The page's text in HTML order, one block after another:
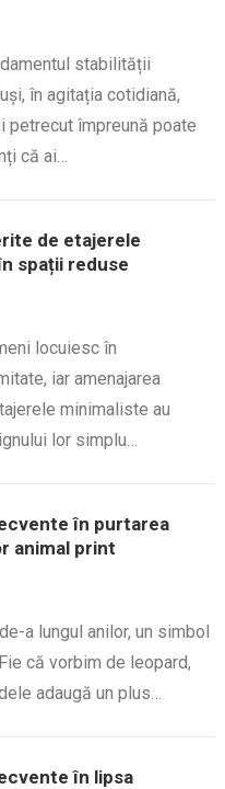
stabilității
în agitația cotidiană,
petrecut împreună poate
că ai…
de etajerele
spații reduse
locuiesc în
iar amenajarea
minimaliste au
lor simplu…
în purtarea
animal print
a lungul anilor, un simbol
că vorbim de leopard,
adaugă un plus…
în lipsa